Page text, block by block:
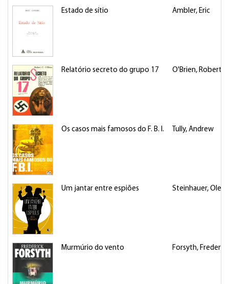
Estado de sítio Ambler, Eric
Relatório secreto do grupo 17 O'Brien, Robert
Os casos mais famosos do F. B. I. Tully, Andrew
Um jantar entre espiões Steinhauer, Olen
Murmúrio do vento Forsyth, Frederick